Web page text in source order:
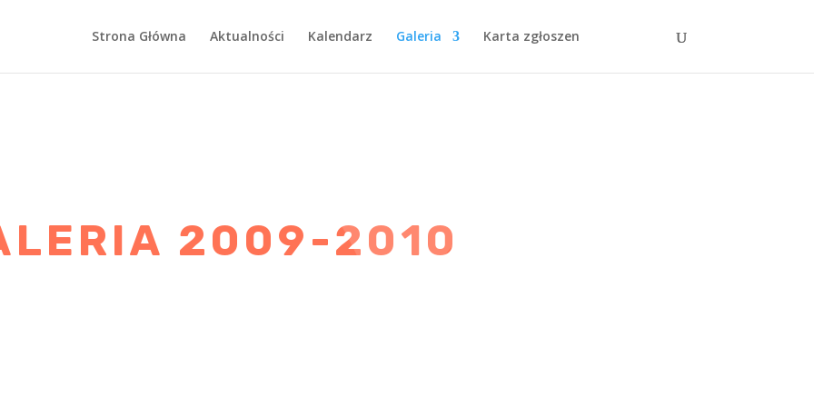
Strona Główna Aktualności Kalendarz Galeria Karta zgłoszen
2009-2010